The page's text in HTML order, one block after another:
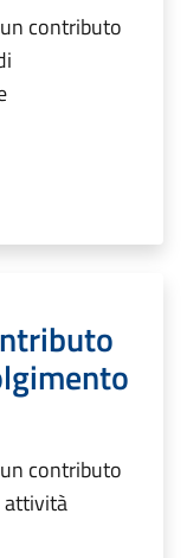
contributo
contributo
attività